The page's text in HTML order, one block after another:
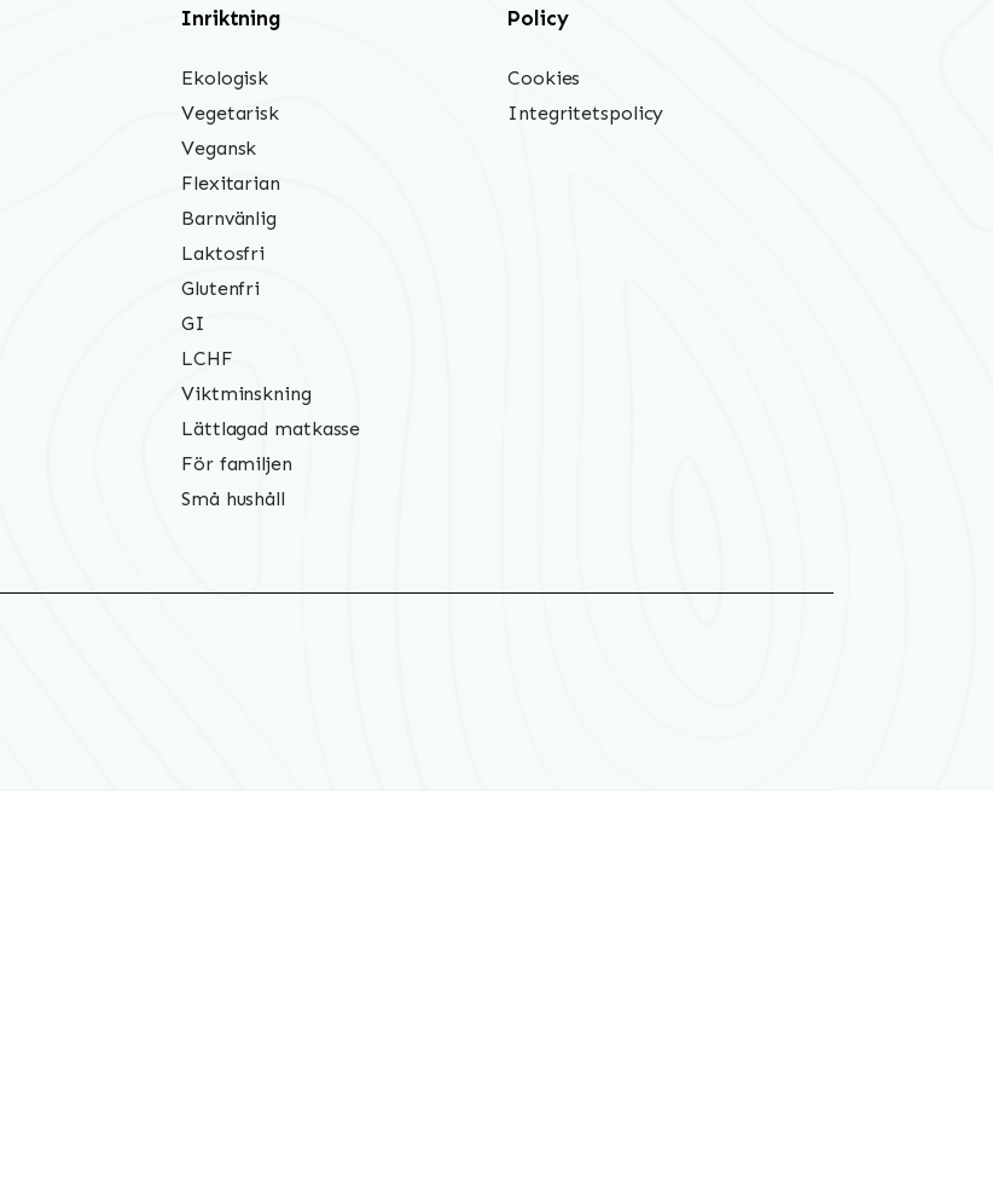
Inriktning
Ekologisk
Vegetarisk
Vegansk
Flexitarian
Barnvänlig
Laktosfri
Glutenfri
GI
LCHF
Viktminskning
Lättlagad matkasse
För familjen
Små hushåll
Policy
Cookies
Integritetspolicy